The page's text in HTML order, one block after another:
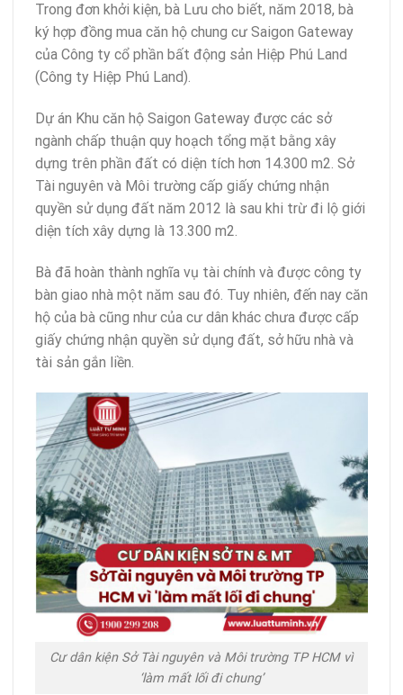
Trong đơn khởi kiện, bà Lưu cho biết, năm 2018, bà
ký hợp đồng mua căn hộ chung cư Saigon Gateway
của Công ty cổ phần bất động sản Hiệp Phú Land
(Công ty Hiệp Phú Land).
Dự án Khu căn hộ Saigon Gateway được các sở
ngành chấp thuận quy hoạch tổng mặt bằng xây
dựng trên phần đất có diện tích hơn 14.300 m2. Sở
Tài nguyên và Môi trường cấp giấy chứng nhận
quyền sử dụng đất năm 2012 là sau khi trừ đi lộ giới
diện tích xây dựng là 13.300 m2.
Bà đã hoàn thành nghĩa vụ tài chính và được công ty
bàn giao nhà một năm sau đó. Tuy nhiên, đến nay căn
hộ của bà cũng như của cư dân khác chưa được cấp
giấy chứng nhận quyền sử dụng đất, sở hữu nhà và
tài sản gắn liền.
Cư dân kiện Sở Tài nguyên và Môi trường TP HCM vì
‘làm mất lối đi chung’